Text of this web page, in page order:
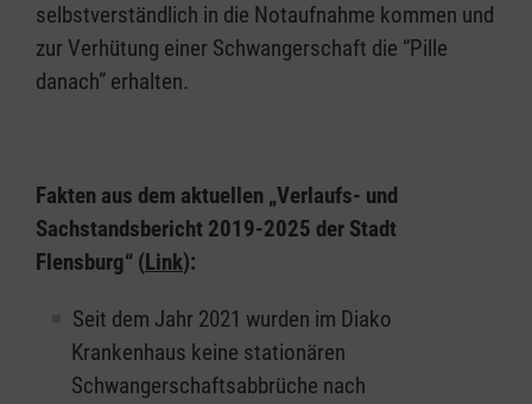
selbstverständlich in die Notaufnahme kommen und
zur Verhütung einer Schwangerschaft die “Pille
danach” erhalten.
Fakten aus dem aktuellen „Verlaufs- und
Sachstandsbericht 2019-2025 der Stadt
Flensburg“ (Link):
Seit dem Jahr 2021 wurden im Diako
Krankenhaus keine stationären
Schwangerschaftsabbrüche nach